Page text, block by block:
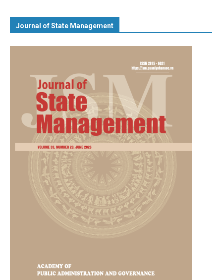
Journal of State Management